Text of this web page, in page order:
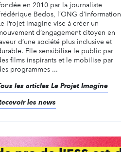
en 2010 par la journaliste
Bedos, l’ONG d’information
Projet Imagine vise à créer un
d’engagement citoyen en
d’une société plus inclusive et
Elle sensibilise le public par
films inspirants et le mobilise par
programmes ...
les articles Le Projet Imagine
les news